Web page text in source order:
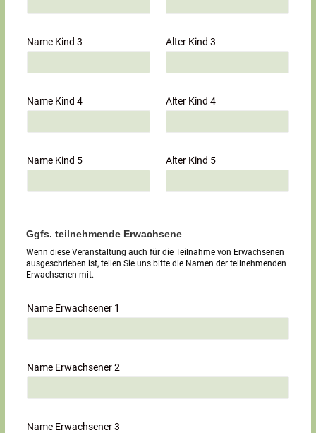
Name Kind 3 Alter Kind 3
Name Kind 4 Alter Kind 4
Name Kind 5 Alter Kind 5
Ggfs. teilnehmende Erwachsene
Wenn diese Veranstaltung auch für die Teilnahme von Erwachsenen
ausgeschrieben ist, teilen Sie uns bitte die Namen der teilnehmenden
Erwachsenen mit.
Name Erwachsener 1
Name Erwachsener 2
Name Erwachsener 3